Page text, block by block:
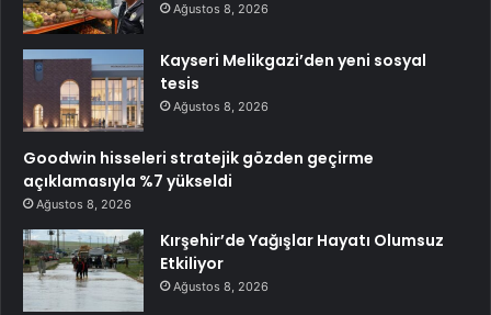
Ağustos 8, 2026
Kayseri Melikgazi’den yeni sosyal
tesis
Ağustos 8, 2026
Goodwin hisseleri stratejik gözden geçirme
açıklamasıyla %7 yükseldi
Ağustos 8, 2026
Kırşehir’de Yağışlar Hayatı Olumsuz
Etkiliyor
Ağustos 8, 2026